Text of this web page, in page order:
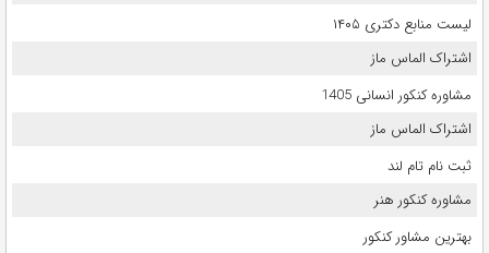
لیست منابع دکتری ۱۴۰۵
اشتراک الماس ماز
مشاوره کنکور انسانی 1405
اشتراک الماس ماز
ثبت نام تام لند
مشاوره کنکور هنر
بهترین مشاور کنکور